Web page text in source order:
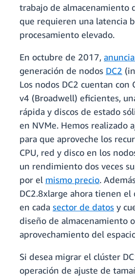
trabajo de almacenamiento
que requieren una latencia
procesamiento elevado.
En octubre de 2017,
generación de nodos DC2
Los nodos DC2 cuentan con
v4 (Broadwell) eficientes,
rápida y discos de estado
en NVMe. Hemos realizado
para que aproveche los
CPU, red y disco en los
un rendimiento dos veces
por el mismo precio.
DC2.8xlarge ahora tienen
en cada sector de datos y
diseño de almacenamiento
aprovechamiento del
Si desea migrar el clúster
operación de ajuste de